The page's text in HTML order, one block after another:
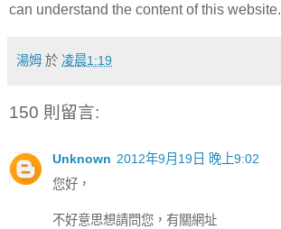
can understand the content of this website.
湯姆 於 凌晨1:19
150 則留言:
Unknown 2012年9月19日 晚上9:02
您好，
不好意思想請問您，有關網址